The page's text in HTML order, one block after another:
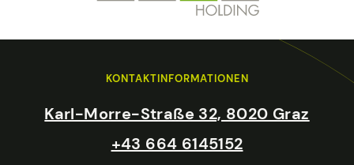
KONTAKTINFORMATIONEN
Karl-Morre-Straße 32, 8020 Graz
+43 664 6145152